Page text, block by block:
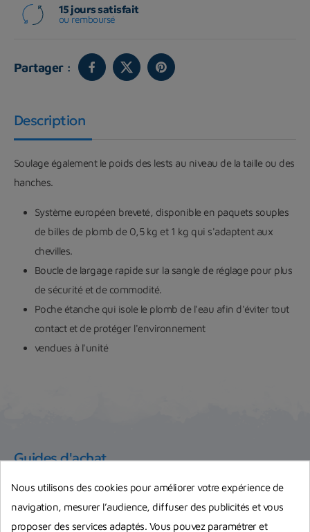
15 jours satisfait
ou remboursé
Partager :
Description
Soulage également le poids des lests au niveau de la taille ou des
hanches.
Système européen breveté, disponible en paquets souples
de billes de plomb de 0,5 kg et 1 kg qui s'adaptent aux
chevilles.
Boucle de largage rapide sur la sangle de réglage pour plus
de sécurité et de commodité.
Poche étanche qui isole le plomb de l'eau afin d'éviter tout
contact et de protéger l'environnement
vendues à l'unité
Guides d'achat
Nous utilisons des cookies pour améliorer votre expérience de
navigation, mesurer l’audience, diffuser des publicités et vous
proposer des services adaptés. Vous pouvez paramétrer et